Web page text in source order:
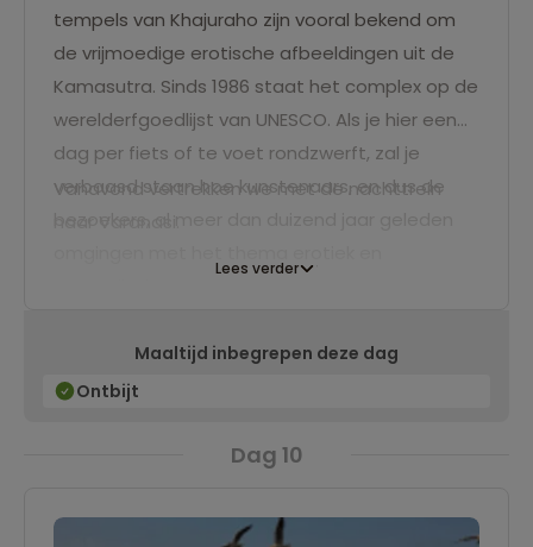
tempels van Khajuraho zijn vooral bekend om
de vrijmoedige erotische afbeeldingen uit de
Kamasutra. Sinds 1986 staat het complex op de
werelderfgoedlijst van UNESCO. Als je hier een
dag per fiets of te voet rondzwerft, zal je
verbaasd staan hoe kunstenaars, en dus de
Vanavond vertrekken we met de nachttrein
Lees verder
Maaltijd inbegrepen deze dag
Ontbijt
Dag 10